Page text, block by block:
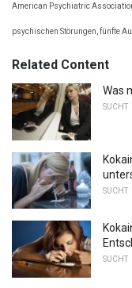
American Psychiatric
psychischen Störungen, fünfte
Related Content
Was
SUCHT
SUCHT
SUCHT